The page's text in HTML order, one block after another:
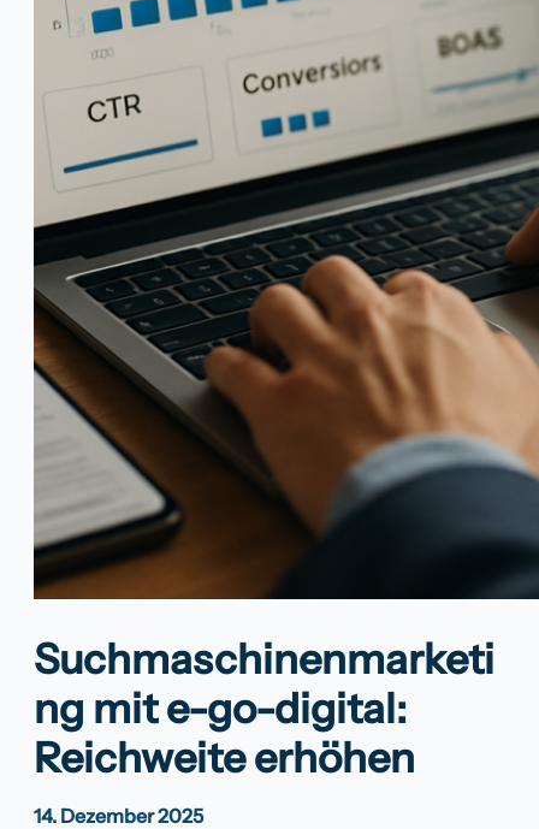
Suchmaschinenmarketi
ng mit e-go-digital:
Reichweite erhöhen
14. Dezember 2025